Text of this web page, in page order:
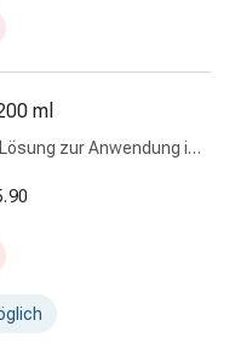
ml
zur Anwendung in